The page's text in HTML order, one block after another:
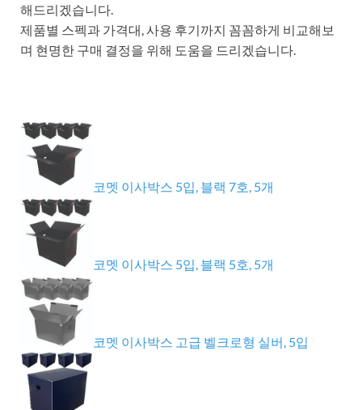
해드리겠습니다.
제품별 스펙과 가격대, 사용 후기까지 꼼꼼하게 비교해보
며 현명한 구매 결정을 위해 도움을 드리겠습니다.
코멧 이사박스 5입, 블랙 7호, 5개
코멧 이사박스 5입, 블랙 5호, 5개
코멧 이사박스 고급 벨크로형 실버, 5입